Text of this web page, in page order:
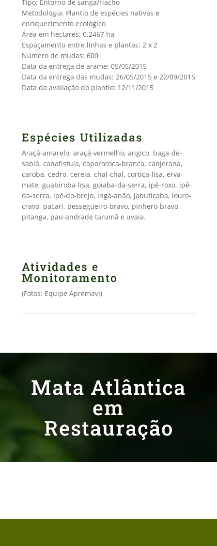
Tipo: Entorno de sanga/riacho
Metodologia: Plantio de espécies nativas e
enriquecimento ecológico
Área em hectares: 0,2467 ha
Espaçamento entre linhas e plantas: 2 x 2
Número de mudas: 600
Data da entrega de arame: 05/05/2015
Data da entrega das mudas: 26/05/2015 e 22/09/2015
Data da avaliação do plantio: 12/11/2015
Espécies Utilizadas
Araçá-amarelo, araçá-vermelho, angico, baga-de-
sabiá, canafístula, capororoca-branca, canjerana,
caroba, cedro, cereja, chal-chal, cortiça-lisa, erva-
mate, guabiroba-lisa, goiaba-da-serra, ipê-roxo, ipê-
da-serra, ipê-do-brejo, ingá-anão, jabuticaba, louro-
cravo, pacari, pessegueiro-bravo, pinhero-bravo,
pitanga, pau-andrade tarumã e uvaia.
Atividades e
Monitoramento
(Fotos: Equipe Apremavi)
Mata Atlântica
em
Restauração